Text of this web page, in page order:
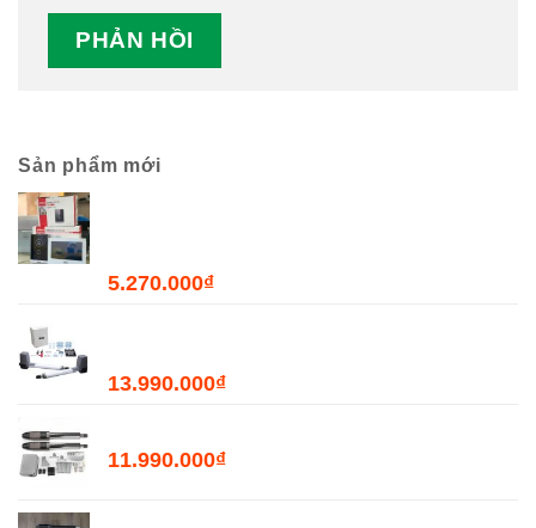
Sản phẩm mới
5.270.000₫
13.990.000₫
11.990.000₫